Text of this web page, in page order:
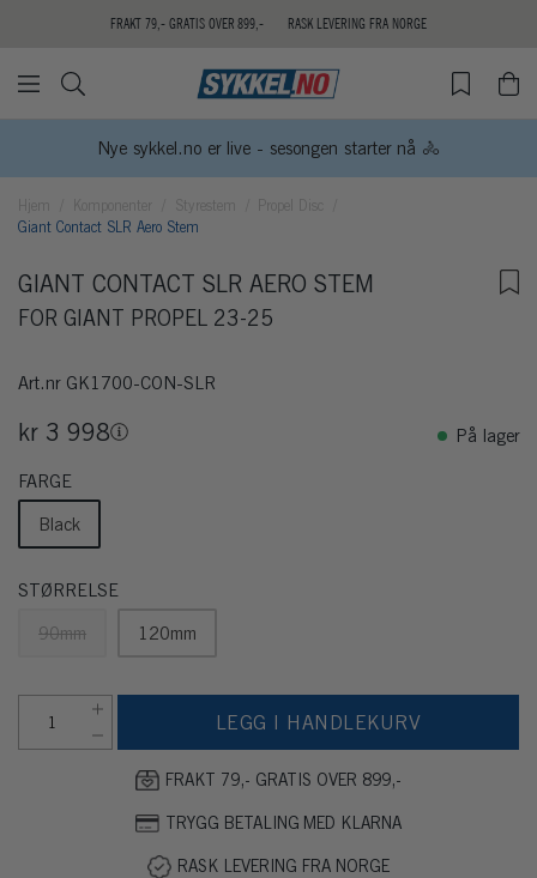
FRAKT 79,- GRATIS OVER 899,- RASK LEVERING FRA NORGE
Nye sykkel.no er live - sesongen starter nå 🚴
Hjem Komponenter Styrestem
Giant Contact SLR Aero Stem
GIANT CONTACT SLR AERO STEM
FOR GIANT PROPEL 23-25
Art.nr GK1700-CON-SLR
kr 3 998 På lager
FARGE
Black
STØRRELSE
90mm
120mm
LEGG I HANDLEKURV
FRAKT 79,- GRATIS OVER 899,-
TRYGG BETALING MED KLARNA
RASK LEVERING FRA NORGE